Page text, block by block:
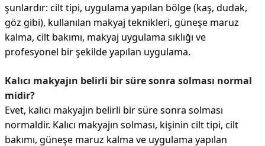
şunlardır: cilt tipi, uygulama yapılan bölge (kaş, dudak,
göz gibi), kullanılan makyaj teknikleri, güneşe maruz
kalma, cilt bakımı, makyaj uygulama sıklığı ve
profesyonel bir şekilde yapılan uygulama.
Kalıcı makyajın belirli bir süre sonra solması normal
midir?
Evet, kalıcı makyajın belirli bir süre sonra solması
normaldir. Kalıcı makyajın solması, kişinin cilt tipi, cilt
bakımı, güneşe maruz kalma ve uygulama yapılan